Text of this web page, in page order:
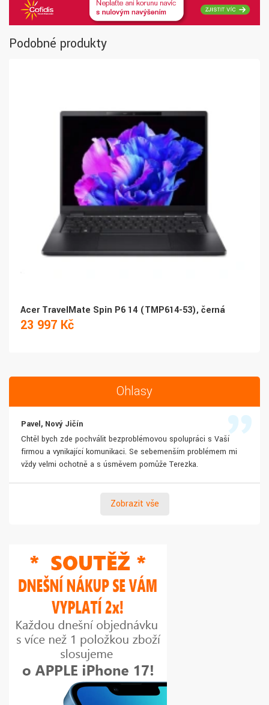
Podobné produkty
Acer TravelMate Spin P6 14 (TMP614-53), černá
23 997 Kč
Ohlasy
Pavel, Nový Jičín
Chtěl bych zde pochválit bezproblémovou spolupráci s Vaší
firmou a vynikající komunikaci. Se sebemenším problémem mi
vždy velmi ochotně a s úsměvem pomůže Terezka.
Zobrazit vše